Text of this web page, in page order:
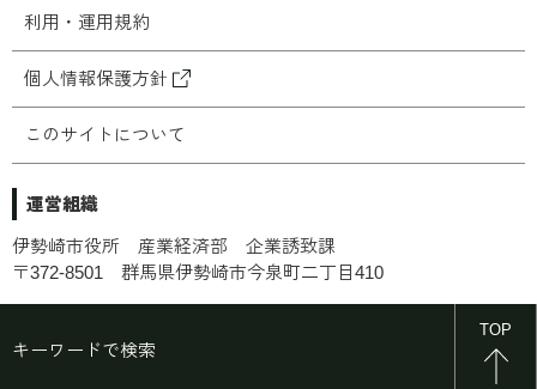
キーワードで検索
TOP
利用・運用規約
個人情報保護方針
このサイトについて
運営組織
伊勢崎市役所 産業経済部 企業誘致課
〒372-8501 群馬県伊勢崎市今泉町二丁目410
© 2025 Isesaki City. All Right Reserved.